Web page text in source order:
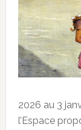
2026 au 3
l’Espace